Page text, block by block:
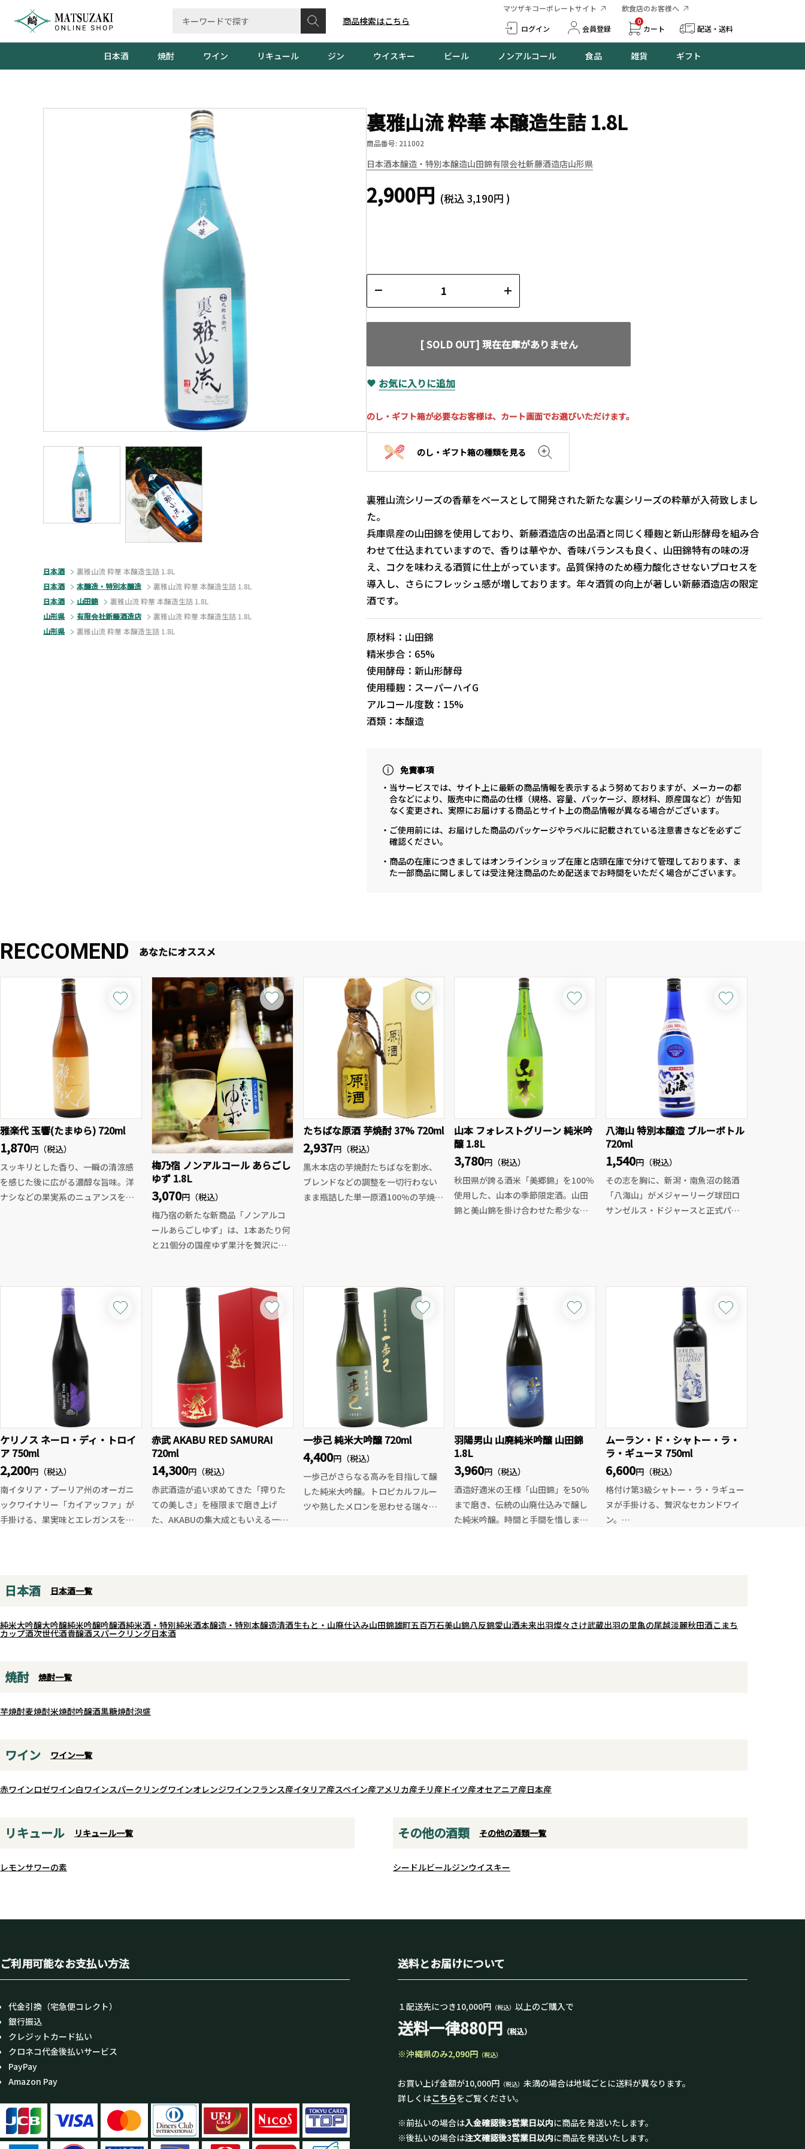
商品検索はこちら
マツザキコーポレートサイト
飲食店のお客様へ
ログイン
会員登録 カート
0
配送・送料
日本酒 焼酎 ワイン リキュール ジン ウイスキー ビール ノンアルコール 食品 雑貨 ギフト
日本酒
裏雅山流 粋華 本醸造生詰 1.8L
日本酒
本醸造・特別本醸造
裏雅山流 粋華 本醸造生詰 1.8L
日本酒
山田錦
裏雅山流 粋華 本醸造生詰 1.8L
山形県
有限会社新藤酒造店
裏雅山流 粋華 本醸造生詰 1.8L
山形県
裏雅山流 粋華 本醸造生詰 1.8L
裏雅山流 粋華 本醸造生詰 1.8L
商品番号: 211002
日本酒本醸造・特別本醸造山田錦有限会社新藤酒造店山形県
2,900円 (税込 3,190円 )
[ SOLD OUT] 現在在庫がありません
お気に入りに追加
のし・ギフト箱が必要なお客様は、カート画面でお選びいただけます。
のし・ギフト箱の種類を見る
裏雅山流シリーズの香華をベースとして開発された新たな裏シリーズの粋華が入荷致しまし
た。
兵庫県産の山田錦を使用しており、新藤酒造店の出品酒と同じく種麹と新山形酵母を組み合
わせて仕込まれていますので、香りは華やか、香味バランスも良く、山田錦特有の味の冴
え、コクを味わえる酒質に仕上がっています。品質保持のため極力酸化させないプロセスを
導入し、さらにフレッシュ感が増しております。年々酒質の向上が著しい新藤酒造店の限定
酒です。
原材料：山田錦
精米歩合：65%
使用酵母：新山形酵母
使用種麹：スーパーハイG
アルコール度数：15%
酒類：本醸造
免責事項
・当サービスでは、サイト上に最新の商品情報を表示するよう努めておりますが、メーカーの都
合などにより、販売中に商品の仕様（規格、容量、パッケージ、原材料、原産国など）が告知
なく変更され、実際にお届けする商品とサイト上の商品情報が異なる場合がございます。
・ご使用前には、お届けした商品のパッケージやラベルに記載されている注意書きなどを必ずご
確認ください。
・商品の在庫につきましてはオンラインショップ在庫と店頭在庫で分けて管理しております、ま
た一部商品に関しましては受注発注商品のため配送までお時間をいただく場合がございます。
RECCOMEND あなたにオススメ
雅楽代 玉響(たまゆら) 720ml
1,870円（税込）
スッキリとした香り、一瞬の清涼感
を感じた後に広がる濃醇な旨味。洋
ナシなどの果実系のニュアンスを感
が後半に味をダレさせません。
時間の経過と共にやら若く開いてい
きます。温度が上がっていくにつれ
て花のような可憐さやふわりとした
軽いシルクのような質感。派手さを
抑えた、研ぎ澄まされた新潟淡麗の
これには素材の味を活かした料理や
塩を使った料理が良さそうです。鶏
レバー、ローストポーク、鮎の塩焼
き、帆立焼きや小籠包なども相性が
良さそうです。
梅乃宿 ノンアルコール あらごし
ゆず 1.8L
3,070円（税込）
梅乃宿の新たな新商品「ノンアルコ
ールあらごしゆず」は、1本あたり何
と21個分の国産ゆず果汁を贅沢に使
和した奥行きある味わいが特徴の本
格派ノンアルコールドリンク！
まるで「あらごしゆず酒」をそのま
ま楽しんでいるかのような豊かな風
味と飲みごたえは、お酒を控えたい
日やアルコールが苦手な方にも特別
なひとときをもたらします。ストレ
ートはもちろん、ロックや炭酸割
り、お湯割りまで幅広く楽しめ、ア
イスやシャーベットなどのデザート
にかけるのもお勧めです。
特にジンとの相性が抜群で、シンプ
ルにジン＋炭酸と一緒に割るだけで
柚子香る爽快なジンカクテルとして
もお楽しみいただけます。
たちばな原酒 芋焼酎 37% 720ml
2,937円（税込）
黒木本店の芋焼酎たちばなを割水、
ブレンドなどの調整を一切行わない
まま瓶詰した単一原酒100%の芋焼酎
常のたちばなよりもインパクトのあ
る味わいですが、後味はスッキリと
しており、芋の甘い余韻がほのかに
感じます。ロック、水割り、お湯割り
と幅広く楽しむ事ができる本格焼酎
山本 フォレストグリーン 純米吟
醸 1.8L
3,780円（税込）
秋田県が誇る酒米「美郷錦」を100％
使用した、山本の季節限定酒。山田
錦と美山錦を掛け合わせた希少な酒
感が広がり、ジューシーな旨味とと
もに心地よい酸が伸びやかに調和。
後味はスッとキレ良く、初夏から夏
にかけて冷やして楽しみたい一本で
す。美郷錦の個性を存分に引き出し
た、爽快感あふれる純米吟醸をぜひ
お楽しみください。
八海山 特別本醸造 ブルーボトル
720ml
1,540円（税込）
その志を胸に、新潟・南魚沼の銘酒
「八海山」がメジャーリーグ球団ロ
サンゼルス・ドジャースと正式パー
りとキレのある淡麗辛口の酒質は、
冷でも燗でも美味しく、毎日の一杯
から特別な乾杯まで幅広く対応。
燗酒にすればふんわりと立ち上がる
麹の香りが心をほぐし、冷やせばス
ッと引く後味が料理との相性を引き
立てます。ドジャース公式のSAKEを
是非一度お試しください。
ケリノス ネーロ・ディ・トロイ
ア 750ml
2,200円（税込）
南イタリア・プーリア州のオーガニ
ックワイナリー「カイアッファ」が
手掛ける、果実味とエレガンスを兼
出しています。
プラムやラズベリーを思わせる瑞々
しい果実の香りに、ミントやタイム
ニュアンスが重なります。口当たり
はなめらかで、豊かな果実味と生き
ぎず軽やかな飲み心地ながら、上品
と、本格的な味わいを兼ね備えた、
ガニックワインです。
赤武 AKABU RED SAMURAI
720ml
14,300円（税込）
赤武酒造が追い求めてきた「搾りた
ての美しさ」を極限まで磨き上げ
た、AKABUの集大成ともいえる一
味わいと長く上品な余韻を楽しめま
す。
一歩己 純米大吟醸 720ml
4,400円（税込）
一歩己がさらなる高みを目指して醸
した純米大吟醸。トロピカルフルー
ツや熟したメロンを思わせる瑞々し
華やかさと繊細さを兼ね備えた、蔵
羽陽男山 山廃純米吟醸 山田錦
1.8L
3,960円（税込）
酒造好適米の王様「山田錦」を50％
まで磨き、伝統の山廃仕込みで醸し
た純米吟醸。時間と手間を惜しまな
山廃仕込みならではの豊かなコクと
をはじめ、肉料理まで幅広い料理と
ムーラン・ド・シャトー・ラ・
ラ・ギューヌ 750ml
6,600円（税込）
格付け第3級シャトー・ラ・ラギュー
ヌが手掛ける、贅沢なセカンドワイ
ン。
かな甘やかさも感じる、女性的でエ
日本酒 日本酒一覧
純米大吟醸大吟醸純米吟醸吟醸酒純米酒・特別純米酒本醸造・特別本醸造清酒生もと・山廃仕込み山田錦雄町五百万石美山錦八反錦愛山酒未来出羽燦々 さけ武蔵出羽の里亀の尾越淡麗秋田酒こまち
カップ酒次世代酒貴醸酒スパークリング日本酒
焼酎 焼酎一覧
芋焼酎麦焼酎米焼酎吟醸酒黒糖焼酎泡盛
ワイン ワイン一覧
赤ワインロゼワイン白ワインスパークリングワインオレンジワインフランス産イタリア産スペイン産アメリカ産チリ産 ドイツ産オセアニア産日本産
リキュール リキュール一覧
レモンサワーの素
その他の酒類 その他の酒類一覧
シードルビールジンウイスキー
ご利用可能なお支払い方法
代金引換（宅急便コレクト）
銀行振込
クレジットカード払い
クロネコ代金後払いサービス
PayPay
Amazon Pay
送料とお届けについて
１配送先につき10,000円 （税込） 以上のご購入で
送料一律880円 （税込）
※沖縄県のみ2,090円 （税込）
お買い上げ金額が10,000円 （税込） 未満の場合は地域ごとに送料が異なります。
詳しくはこちらをご覧ください。
※前払いの場合は入金確認後3営業日以内に商品を発送いたします。
※後払いの場合は注文確認後3営業日以内に商品を発送いたします。